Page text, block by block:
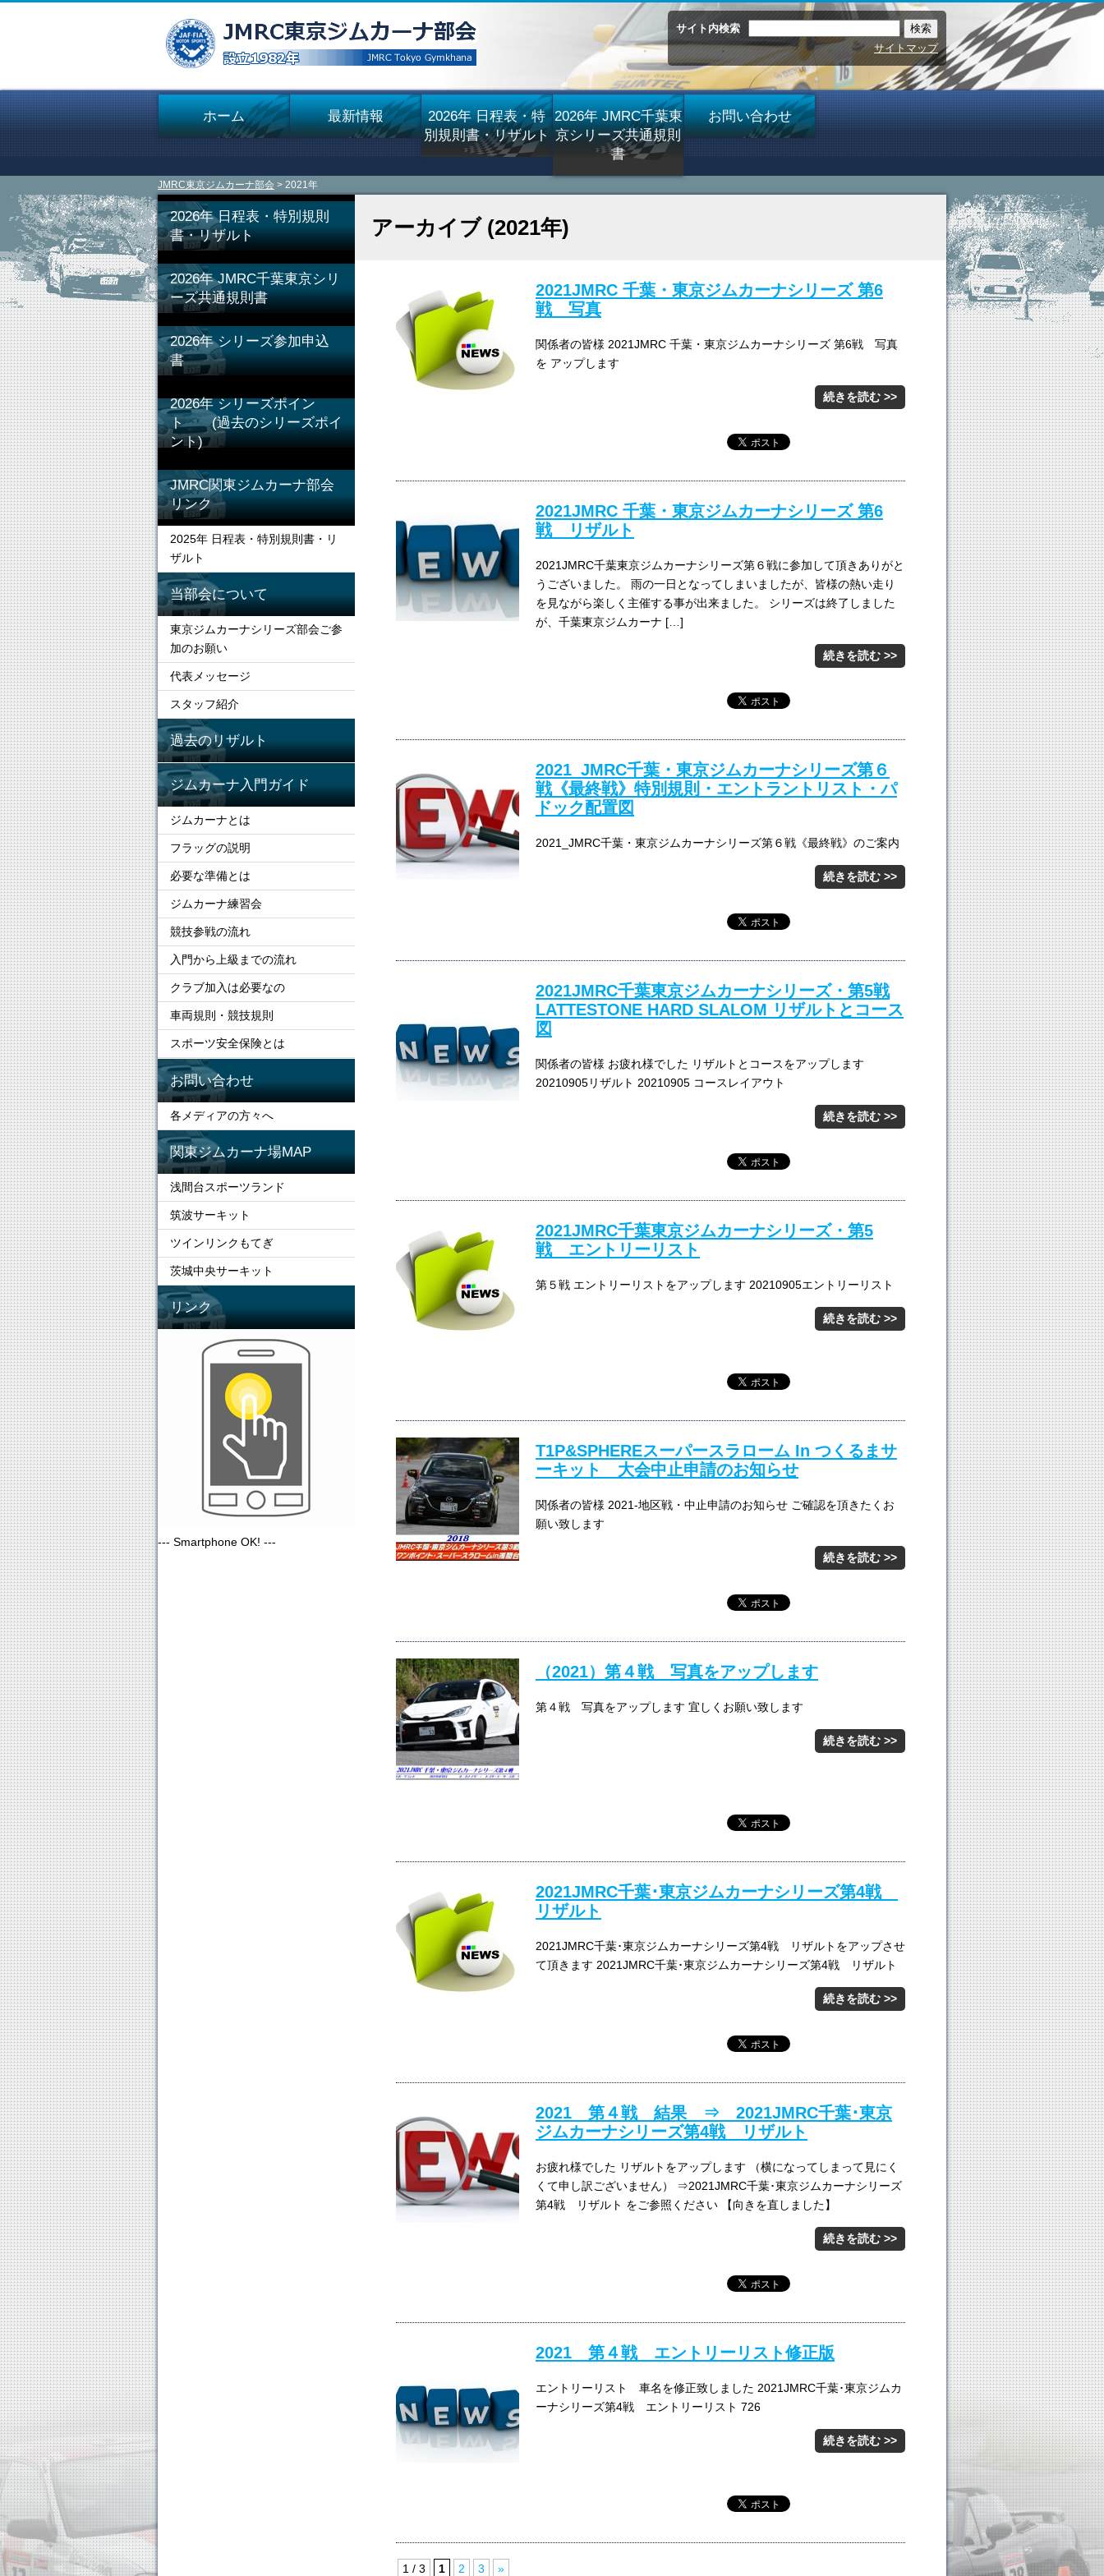
サイト内検索
サイトマップ
ホーム 最新情報
2026年 日程表・特
別規則書・リザルト
2026年 JMRC千葉東
京シリーズ共通規則
書
お問い合わせ
JMRC東京ジムカーナ部会 > 2021年
アーカイブ (2021年)
2021JMRC 千葉・東京ジムカーナシリーズ 第6
戦 写真
関係者の皆様 2021JMRC 千葉・東京ジムカーナシリーズ 第6戦 写真
を アップします
続きを読む >>
2021JMRC 千葉・東京ジムカーナシリーズ 第6
戦 リザルト
2021JMRC千葉東京ジムカーナシリーズ第６戦に参加して頂きありがと
うございました。 雨の一日となってしまいましたが、皆様の熱い走り
を見ながら楽しく主催する事が出来ました。 シリーズは終了しました
が、千葉東京ジムカーナ […]
続きを読む >>
2021_JMRC千葉・東京ジムカーナシリーズ第６
戦《最終戦》特別規則・エントラントリスト・パ
ドック配置図
2021_JMRC千葉・東京ジムカーナシリーズ第６戦《最終戦》のご案内
続きを読む >>
2021JMRC千葉東京ジムカーナシリーズ・第5戦
LATTESTONE HARD SLALOM リザルトとコース
図
関係者の皆様 お疲れ様でした リザルトとコースをアップします
20210905リザルト 20210905 コースレイアウト
続きを読む >>
2021JMRC千葉東京ジムカーナシリーズ・第5
戦 エントリーリスト
第５戦 エントリーリストをアップします 20210905エントリーリスト
続きを読む >>
T1P&SPHEREスーパースラローム In つくるまサ
ーキット 大会中止申請のお知らせ
関係者の皆様 2021-地区戦・中止申請のお知らせ ご確認を頂きたくお
願い致します
続きを読む >>
（2021）第４戦 写真をアップします
第４戦 写真をアップします 宜しくお願い致します
続きを読む >>
2021JMRC千葉･東京ジムカーナシリーズ第4戦
リザルト
2021JMRC千葉･東京ジムカーナシリーズ第4戦 リザルトをアップさせ
て頂きます 2021JMRC千葉･東京ジムカーナシリーズ第4戦 リザルト
続きを読む >>
2021 第４戦 結果 ⇒ 2021JMRC千葉･東京
ジムカーナシリーズ第4戦 リザルト
お疲れ様でした リザルトをアップします （横になってしまって見にく
くて申し訳ございません） ⇒2021JMRC千葉･東京ジムカーナシリーズ
第4戦 リザルト をご参照ください 【向きを直しました】
続きを読む >>
2021 第４戦 エントリーリスト修正版
エントリーリスト 車名を修正致しました 2021JMRC千葉･東京ジムカ
ーナシリーズ第4戦 エントリーリスト 726
続きを読む >>
1 / 3 1 2 3 »
2026年 日程表・特別規則
書・リザルト
2026年 JMRC千葉東京シリ
ーズ共通規則書
2026年 シリーズ参加申込
書
2026年 シリーズポイン
ト (過去のシリーズポイ
ント)
JMRC関東ジムカーナ部会
リンク
2025年 日程表・特別規則書・リ
ザルト
当部会について
東京ジムカーナシリーズ部会ご参
加のお願い
代表メッセージ
スタッフ紹介
過去のリザルト
ジムカーナ入門ガイド
ジムカーナとは
フラッグの説明
必要な準備とは
ジムカーナ練習会
競技参戦の流れ
入門から上級までの流れ
クラブ加入は必要なの
車両規則・競技規則
スポーツ安全保険とは
お問い合わせ
各メディアの方々へ
関東ジムカーナ場MAP
浅間台スポーツランド
筑波サーキット
ツインリンクもてぎ
茨城中央サーキット
リンク
--- Smartphone OK! ---